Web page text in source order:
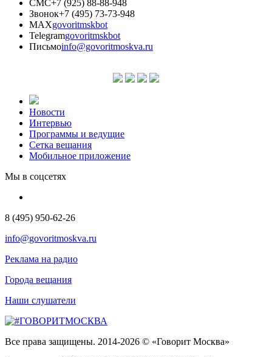
СМС+7 (925) 88-88-948
Звонок+7 (495) 73-73-948
MAXgovoritmskbot
Telegramgovoritmskbot
Письмоinfo@govoritmoskva.ru
Новости
Интервью
Программы и ведущие
Сетка вещания
Мобильное приложение
Мы в соцсетях
8 (495) 950-62-26
info@govoritmoskva.ru
Реклама на радио
Города вещания
Наши слушатели
Все права защищены. 2014-2026 © «Говорит Москва»